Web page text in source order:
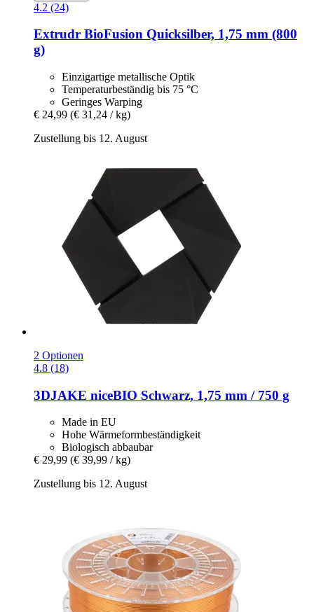
4.2 (24)
Extrudr BioFusion Quicksilber, 1,75 mm (800
g)
Einzigartige metallische Optik
Temperaturbeständig bis 75 °C
Geringes Warping
€ 24,99 (€ 31,24 / kg)
Zustellung bis 12. August
2 Optionen
4.8 (18)
3DJAKE niceBIO Schwarz, 1,75 mm / 750 g
Made in EU
Hohe Wärmeformbeständigkeit
Biologisch abbaubar
€ 29,99 (€ 39,99 / kg)
Zustellung bis 12. August